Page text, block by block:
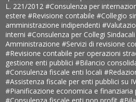
L. 221/2012#Consulenza per
estere#Revisione contabile#Collegio
amministrazione indipendenti
interni#Consulenza per Collegi
Amministrazione#Servizi di revisione
#Revisione contabile per operazioni
gestione enti pubblici#Bilancio
#Consulenza fiscale enti locali
#Assistenza fiscale per enti pubblici su
#Pianificazione economica e finanziaria